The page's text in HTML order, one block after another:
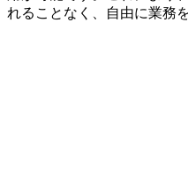
れることなく、自由に業務